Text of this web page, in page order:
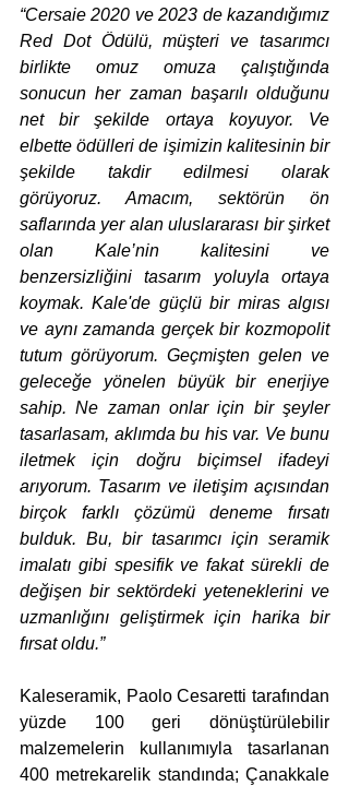
“Cersaie 2020 ve 2023 de kazandığımız
Red Dot Ödülü, müşteri ve tasarımcı
birlikte omuz omuza çalıştığında
sonucun her zaman başarılı olduğunu
net bir şekilde ortaya koyuyor. Ve
elbette ödülleri de işimizin kalitesinin bir
şekilde takdir edilmesi olarak
görüyoruz. Amacım, sektörün ön
saflarında yer alan uluslararası bir şirket
olan Kale’nin kalitesini ve
benzersizliğini tasarım yoluyla ortaya
koymak. Kale'de güçlü bir miras algısı
ve aynı zamanda gerçek bir kozmopolit
tutum görüyorum. Geçmişten gelen ve
geleceğe yönelen büyük bir enerjiye
sahip. Ne zaman onlar için bir şeyler
tasarlasam, aklımda bu his var. Ve bunu
iletmek için doğru biçimsel ifadeyi
arıyorum. Tasarım ve iletişim açısından
birçok farklı çözümü deneme fırsatı
bulduk. Bu, bir tasarımcı için seramik
imalatı gibi spesifik ve fakat sürekli de
değişen bir sektördeki yeteneklerini ve
uzmanlığını geliştirmek için harika bir
fırsat oldu.”
Kaleseramik, Paolo Cesaretti tarafından
yüzde 100 geri dönüştürülebilir
malzemelerin kullanımıyla tasarlanan
400 metrekarelik standında; Çanakkale